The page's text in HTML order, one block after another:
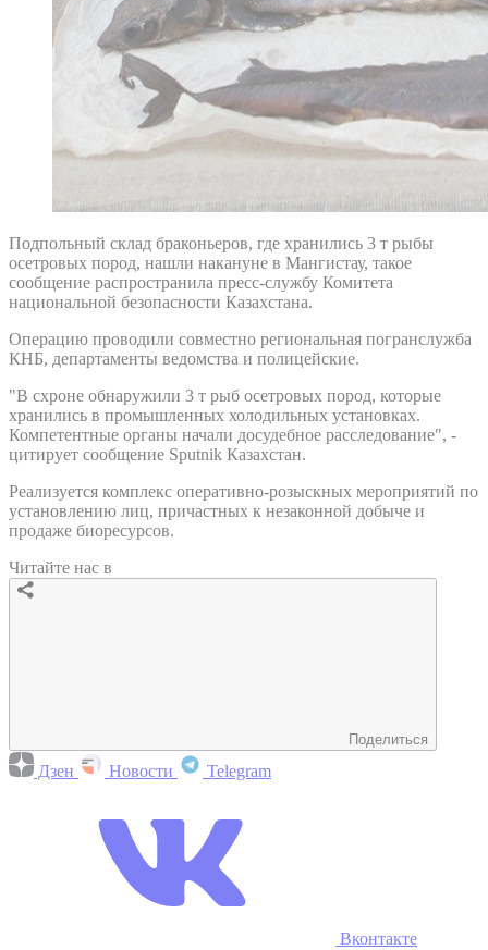
Подпольный склад браконьеров, где хранились 3 т рыбы
осетровых пород, нашли накануне в Мангистау, такое
сообщение распространила пресс-службу Комитета
национальной безопасности Казахстана.
Операцию проводили совместно региональная погранслужба
КНБ, департаменты ведомства и полицейские.
"В схроне обнаружили 3 т рыб осетровых пород, которые
хранились в промышленных холодильных установках.
Компетентные органы начали досудебное расследование", -
цитирует сообщение Sputnik Казахстан.
Реализуется комплекс оперативно-розыскных мероприятий по
установлению лиц, причастных к незаконной добыче и
продаже биоресурсов.
Читайте нас в
Поделиться
Дзен Новости Telegram
Вконтакте